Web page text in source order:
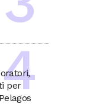
per